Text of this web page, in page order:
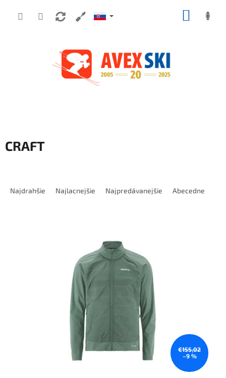
CRAFT
Najdrahšie Najlacnejšie Najpredávanejšie Abecedne
€155,02
–9 %